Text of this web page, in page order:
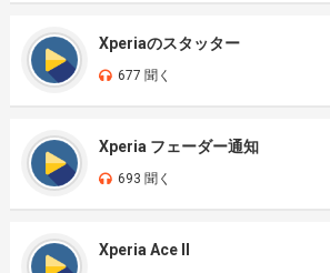
Xperiaのスタッター
677 聞く
Xperia フェーダー通知
693 聞く
Xperia Ace II